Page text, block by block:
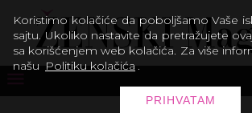
Koristimo kolačiće da poboljšamo Vaše
sajtu. Ukoliko nastavite da pretražujete
sa korišćenjem web kolačića. Za više
našu Politiku kolačića .
PRIHVATAM